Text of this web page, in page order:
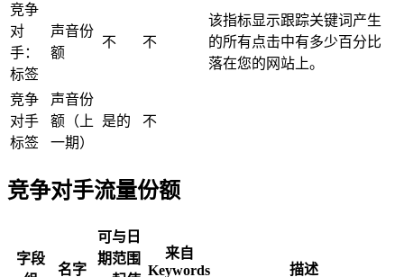
竞争
对
手：
标签
声音份
额
不 不
该指标显示跟踪关键词产生
的所有点击中有多少百分比
落在您的网站上。
竞争
对手
标签
声音份
额（上
一期）
是的 不
竞争对手流量份额
字段
名字
可与日
期范围
来自
Keywords
描述